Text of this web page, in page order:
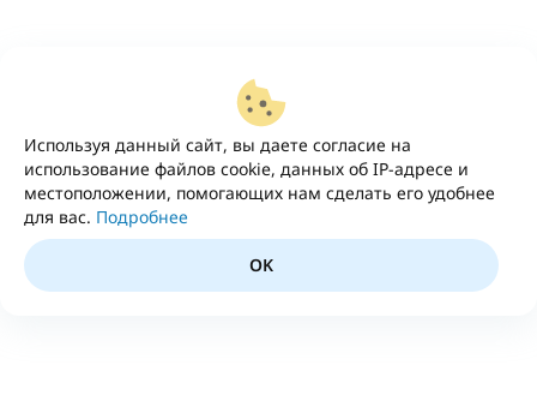
Используя данный сайт, вы даете согласие на
использование файлов cookie, данных об IP-адресе и
местоположении, помогающих нам сделать его удобнее
для вас. Подробнее
OK